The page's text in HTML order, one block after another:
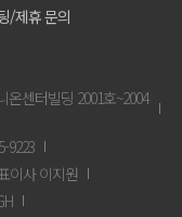
/제휴 문의
센터빌딩 2001호~2004
9223
이사 이지원